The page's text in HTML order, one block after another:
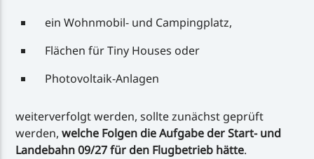
ein Wohnmobil- und Campingplatz,
Flächen für Tiny Houses oder
Photovoltaik-Anlagen
weiterverfolgt werden, sollte zunächst geprüft
werden,welche Folgen die Aufgabe der Start- und
Landebahn 09/27 für den Flugbetrieb hätte.